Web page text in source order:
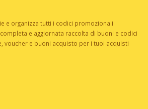
e organizza tutti i codici promozionali
e aggiornata raccolta di buoni e codici
voucher e buoni acquisto per i tuoi acquisti